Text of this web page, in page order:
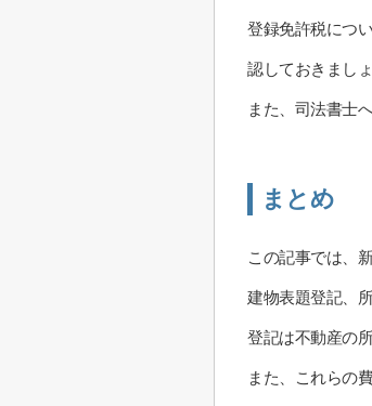
登録免許税につ
認しておきましょ
また、司法書士
まとめ
この記事では、
建物表題登記、
登記は不動産の
また、これらの